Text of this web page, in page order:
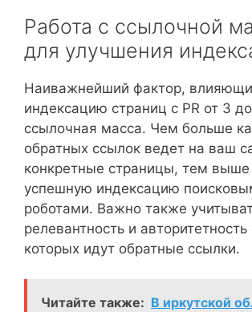
Работа с ссылочной
для улучшения
Наиважнейший фактор,
индексацию страниц с PR от 3
ссылочная масса. Чем больше
обратных ссылок ведет на ваш
конкретные страницы, тем
успешную индексацию
роботами. Важно также
релевантность и авторитетность
которых идут обратные ссылки.
Читайте также: В иркутской